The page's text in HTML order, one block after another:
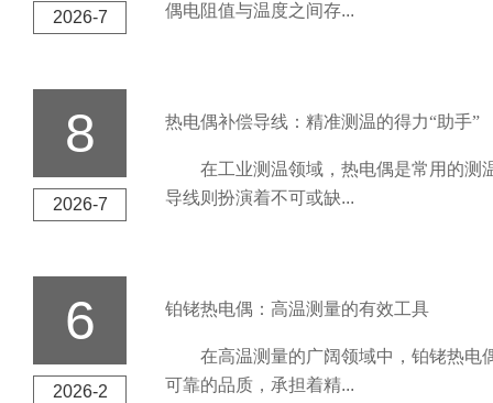
2026-7
偶电阻值与温度之间存...
8
2026-7
热电偶补偿导线：精准测温的得力“助手”
在工业测温领域，热电偶是常用的测
导线则扮演着不可或缺...
6
2026-2
铂铑热电偶：高温测量的有效工具
在高温测量的广阔领域中，铂铑热电
可靠的品质，承担着精...